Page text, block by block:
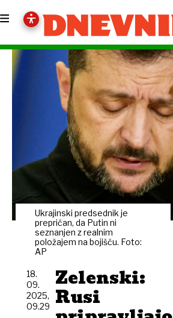
Ukrajinski predsednik je
prepričan, da Putin ni
seznanjen z realnim
položajem na bojišču. Foto:
AP
Zelenski:
Rusi
18.
09.
2025,
09.29